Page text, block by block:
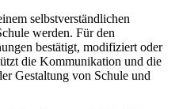
selbstverständlichen
werden. Für den
bestätigt, modifiziert oder
die Kommunikation und die
Gestaltung von Schule und